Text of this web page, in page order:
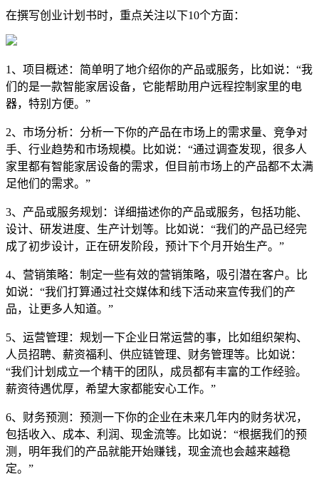
在撰写创业计划书时，重点关注以下10个方面：
1、项目概述：简单明了地介绍你的产品或服务，比如说：“我
们的是一款智能家居设备，它能帮助用户远程控制家里的电
器，特别方便。”
2、市场分析：分析一下你的产品在市场上的需求量、竞争对
手、行业趋势和市场规模。比如说：“通过调查发现，很多人
家里都有智能家居设备的需求，但目前市场上的产品都不太满
足他们的需求。”
3、产品或服务规划：详细描述你的产品或服务，包括功能、
设计、研发进度、生产计划等。比如说：“我们的产品已经完
成了初步设计，正在研发阶段，预计下个月开始生产。”
4、营销策略：制定一些有效的营销策略，吸引潜在客户。比
如说：“我们打算通过社交媒体和线下活动来宣传我们的产
品，让更多人知道。”
5、运营管理：规划一下企业日常运营的事，比如组织架构、
人员招聘、薪资福利、供应链管理、财务管理等。比如说：
“我们计划成立一个精干的团队，成员都有丰富的工作经验。
薪资待遇优厚，希望大家都能安心工作。”
6、财务预测：预测一下你的企业在未来几年内的财务状况，
包括收入、成本、利润、现金流等。比如说：“根据我们的预
测，明年我们的产品就能开始赚钱，现金流也会越来越稳
定。”